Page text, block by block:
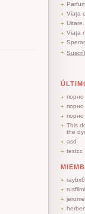
Viața
Viața
порно
порно
порно
This
the
asd
testcc